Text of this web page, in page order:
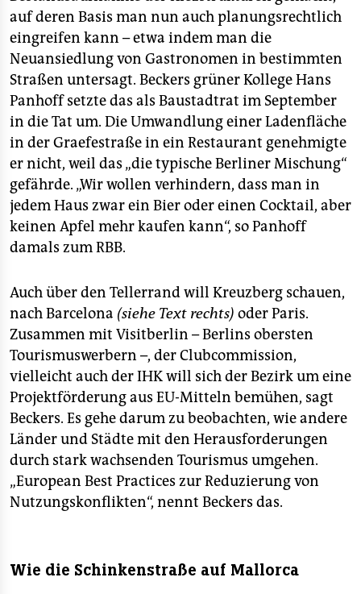
auf deren Basis man nun auch planungsrechtlich
eingreifen kann – etwa indem man die
Neuansiedlung von Gastronomen in bestimmten
Straßen untersagt. Beckers grüner Kollege Hans
Panhoff setzte das als Baustadtrat im September
in die Tat um. Die Umwandlung einer Ladenfläche
in der Graefestraße in ein Restaurant genehmigte
er nicht, weil das „die typische Berliner Mischung“
gefährde. „Wir wollen verhindern, dass man in
jedem Haus zwar ein Bier oder einen Cocktail, aber
keinen Apfel mehr kaufen kann“, so Panhoff
damals zum RBB.
Auch über den Tellerrand will Kreuzberg schauen,
nach Barcelona (siehe Text rechts) oder Paris.
Zusammen mit Visitberlin – Berlins obersten
Tourismuswerbern –, der Clubcommission,
vielleicht auch der IHK will sich der Bezirk um eine
Projektförderung aus EU-Mitteln bemühen, sagt
Beckers. Es gehe darum zu beobachten, wie andere
Länder und Städte mit den Herausforderungen
durch stark wachsenden Tourismus umgehen.
„European Best Practices zur Reduzierung von
Nutzungskonflikten“, nennt Beckers das.
Wie die Schinkenstraße auf Mallorca